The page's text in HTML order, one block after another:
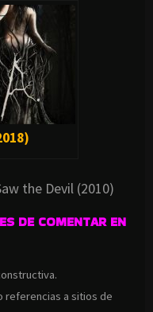
the Devil (2010)
DE COMENTAR EN
referencias a sitios de